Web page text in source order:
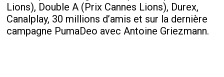
Lions), Double A (Prix Cannes Lions), Durex,
Canalplay, 30 millions d’amis et sur la dernière
campagne PumaDeo avec Antoine Griezmann.